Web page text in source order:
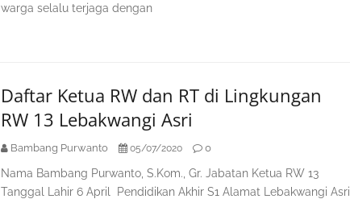
warga selalu terjaga dengan
Daftar Ketua RW dan RT di Lingkungan
RW 13 Lebakwangi Asri
Bambang Purwanto 05/07/2020 0
Nama Bambang Purwanto, S.Kom., Gr. Jabatan Ketua RW 13
Tanggal Lahir 6 April Pendidikan Akhir S1 Alamat Lebakwangi Asri